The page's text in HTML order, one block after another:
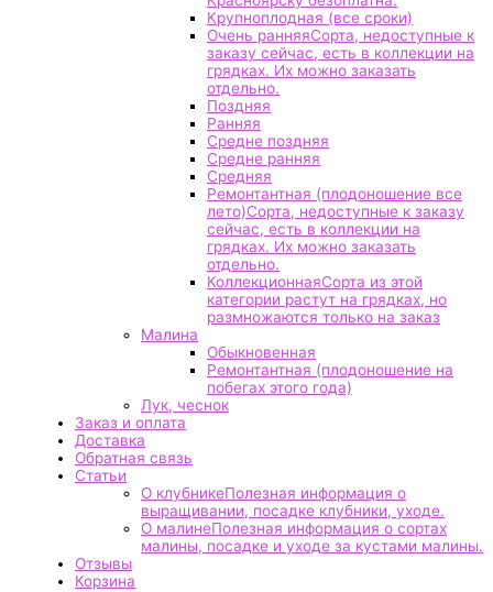
Крупноплодная (все сроки)
Очень ранняяСорта, недоступные к
заказу сейчас, есть в коллекции на
грядках. Их можно заказать
отдельно.
Поздняя
Ранняя
Средне поздняя
Средне ранняя
Средняя
Ремонтантная (плодоношение все
лето)Сорта, недоступные к заказу
сейчас, есть в коллекции на
грядках. Их можно заказать
отдельно.
КоллекционнаяСорта из этой
категории растут на грядках, но
размножаются только на заказ
Малина
Обыкновенная
Ремонтантная (плодоношение на
побегах этого года)
Лук, чеснок
Заказ и оплата
Доставка
Обратная связь
Статьи
О клубникеПолезная информация о
выращивании, посадке клубники, уходе.
О малинеПолезная информация о сортах
малины, посадке и уходе за кустами малины.
Отзывы
Корзина